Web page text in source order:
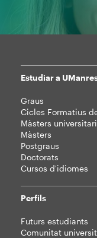
Mapa
web
Estudiar a
Graus
Cicles Formatius
Màsters
Màsters
Postgraus
Doctorats
Cursos d'idiomes
Perfils
Futurs estudiants
Comunitat